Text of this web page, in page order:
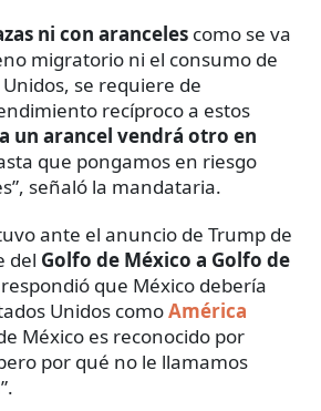
ni con aranceles como se va
migratorio ni el consumo de
se requiere de
recíproco a estos
a un arancel vendrá otro en
que pongamos en riesgo
señaló la mandataria.
ante el anuncio de Trump de
del Golfo de México a Golfo de
que México debería
Unidos comoAmérica
México es reconocido por
por qué no le llamamos